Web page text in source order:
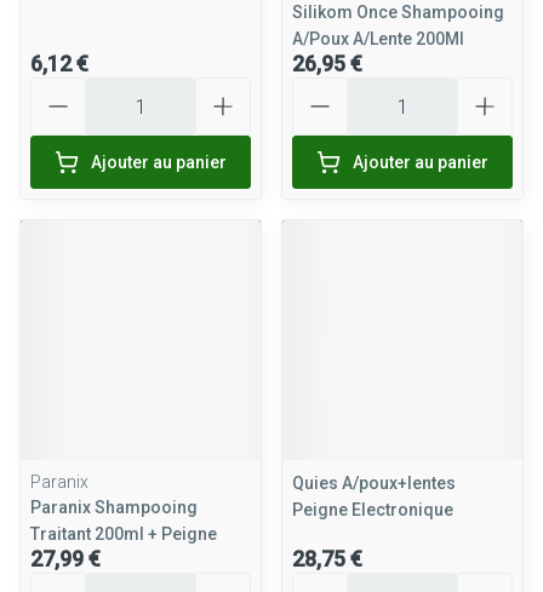
6,12 €
Ajouter au panier
Silikom Once Shampooing
A/Poux A/Lente 200Ml
26,95 €
Ajouter au panier
Paranix
Paranix Shampooing
Traitant 200ml + Peigne
27,99 €
Quies A/poux+lentes
Peigne Electronique
28,75 €